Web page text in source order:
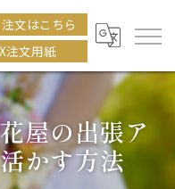
文はこちら
注文用紙
屋の出張ア
かす方法